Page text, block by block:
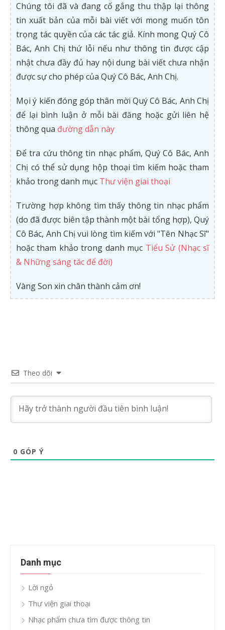
Chúng tôi đã và đang cố gắng thu thập lại thông
tin xuất bản của mỗi bài viết với mong muốn tôn
trọng tác quyền của các tác giả. Kính mong Quý Cô
Bác, Anh Chị thứ lỗi nếu như thông tin được cập
nhật chưa đầy đủ hay nội dung bài viết chưa nhận
được sự cho phép của Quý Cô Bác, Anh Chị.
Mọi ý kiến đóng góp thân mời Quý Cô Bác, Anh Chị
để lại bình luận ở mỗi bài đăng hoặc gửi liên hệ
thông qua đường dẫn này
Để tra cứu thông tin nhạc phẩm, Quý Cô Bác, Anh
Chị có thể sử dụng hộp thoại tìm kiếm hoặc tham
khảo trong danh mục Thư viện giai thoại
Trường hợp không tìm thấy thông tin nhạc phẩm
(do đã được biên tập thành một bài tổng hợp), Quý
Cô Bác, Anh Chị vui lòng tìm kiếm với "Tên Nhạc Sĩ"
hoặc tham khảo trong danh mục Tiểu Sử (Nhạc sĩ
& Những sáng tác để đời)
Vàng Son xin chân thành cảm ơn!
Theo dõi
0 GÓP Ý
Danh mục
Lời ngỏ
Thư viện giai thoại
Nhạc phẩm chưa tìm được thông tin